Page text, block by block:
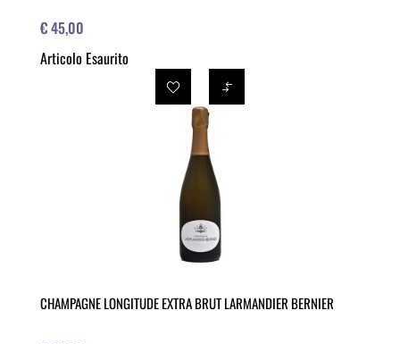
€ 45,00
Articolo Esaurito
CHAMPAGNE LONGITUDE EXTRA BRUT LARMANDIER BERNIER